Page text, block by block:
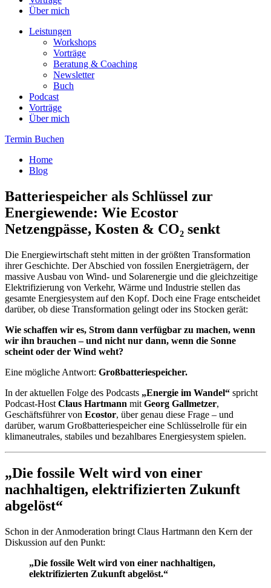
Über mich
Leistungen
Workshops
Vorträge
Beratung & Coaching
Newsletter
Buch
Podcast
Vorträge
Über mich
Termin Buchen
Home
Blog
Batteriespeicher als Schlüssel zur
Energiewende: Wie Ecostor
Netzengpässe, Kosten & CO₂ senkt
Die Energiewirtschaft steht mitten in der größten Transformation
ihrer Geschichte. Der Abschied von fossilen Energieträgern, der
massive Ausbau von Wind- und Solarenergie und die gleichzeitige
Elektrifizierung von Verkehr, Wärme und Industrie stellen das
gesamte Energiesystem auf den Kopf. Doch eine Frage entscheidet
darüber, ob diese Transformation gelingt oder ins Stocken gerät:
Wie schaffen wir es, Strom dann verfügbar zu machen, wenn
wir ihn brauchen – und nicht nur dann, wenn die Sonne
scheint oder der Wind weht?
Eine mögliche Antwort: Großbatteriespeicher.
In der aktuellen Folge des Podcasts „Energie im Wandel“ spricht
Podcast-Host Claus Hartmann mit Georg Gallmetzer,
Geschäftsführer von Ecostor, über genau diese Frage – und
darüber, warum Großbatteriespeicher eine Schlüsselrolle für ein
klimaneutrales, stabiles und bezahlbares Energiesystem spielen.
„Die fossile Welt wird von einer
nachhaltigen, elektrifizierten Zukunft
abgelöst“
Schon in der Anmoderation bringt Claus Hartmann den Kern der
Diskussion auf den Punkt:
„Die fossile Welt wird von einer nachhaltigen,
elektrifizierten Zukunft abgelöst.“